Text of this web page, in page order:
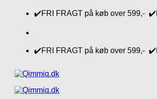
✔️FRI FRAGT på køb over 599,-
✔️FRI FRAGT på køb over 599,-